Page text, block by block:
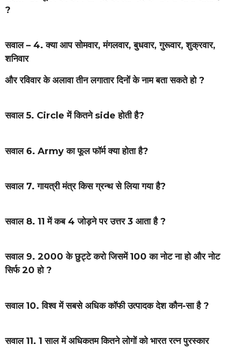
?
सवाल – 4. क्या आप सोमवार, मंगलवार, बुधवार, गुरूवार, शुक्रवार,
शनिवार
और रविवार के अलावा तीन लगातार दिनों के नाम बता सकते हो ?
सवाल 5. Circle में कितने side होती है?
सवाल 6. Army का फूल फॉर्म क्या होता है?
सवाल 7. गायत्री मंत्र किस ग्रन्थ से लिया गया है?
सवाल 8. 11 में कब 4 जोड़ने पर उत्तर 3 आता है ?
सवाल 9. 2000 के छुट्टे करो जिसमें 100 का नोट ना हो और नोट
सिर्फ 20 हो ?
सवाल 10. विश्व में सबसे अधिक कॉफी उत्पादक देश कौन-सा है ?
सवाल 11. 1 साल में अधिकतम कितने लोगों को भारत रत्न पुरस्कार